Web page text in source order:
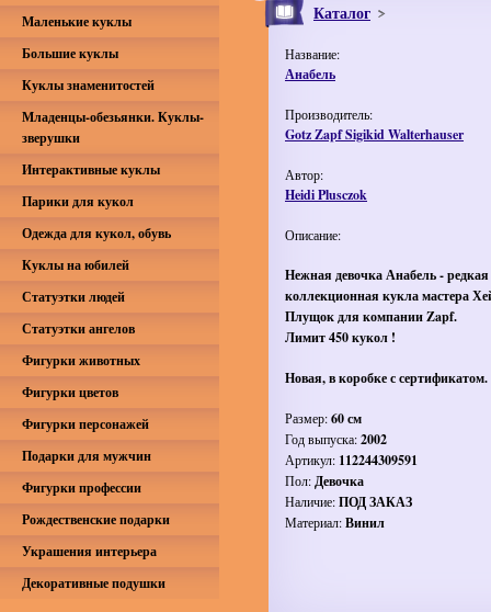
Каталог
Название:
Анабель
Производитель:
Gotz Zapf Sigikid Walterhauser
Автор:
Heidi Plusczok
Описание:
Нежная девочка Анабель - редкая
коллекционная кукла мастера
Плущок для компании Zapf.
Лимит 450 кукол !
Новая, в коробке с сертификатом.
Размер:60 см
Год выпуска:2002
Артикул: 112244309591
Пол:Девочка
Наличие:ПОД ЗАКАЗ
Материал:Винил
Маленькие куклы
Большие куклы
Куклы знаменитостей
Младенцы-обезьянки. Куклы-
зверушки
Интерактивные куклы
Парики для кукол
Одежда для кукол, обувь
Куклы на юбилей
Статуэтки людей
Статуэтки ангелов
Фигурки животных
Фигурки цветов
Фигурки персонажей
Подарки для мужчин
Фигурки профессии
Рождественские подарки
Украшения интерьера
Декоративные подушки